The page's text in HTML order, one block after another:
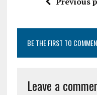
BE THE FIRST TO
Leave a